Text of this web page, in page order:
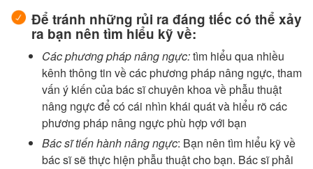
Để tránh những rủi ra đáng tiếc có thể xảy
ra bạn nên tìm hiểu kỹ về:
Các phương pháp nâng ngực:tìm hiểu qua nhiều
kênh thông tin về các phương pháp nâng ngực, tham
vấn ý kiến của bác sĩ chuyên khoa về phẫu thuật
nâng ngực để có cái nhìn khái quát và hiểu rõ các
phương pháp nâng ngực phù hợp với bạn
Bác sĩ tiến hành nâng ngực: Bạn nên tìm hiểu kỹ về
bác sĩ sẽ thực hiện phẫu thuật cho bạn. Bác sĩ phải